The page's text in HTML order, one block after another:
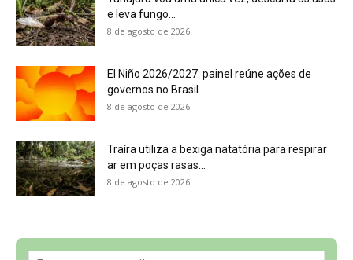
e leva fungo...
8 de agosto de 2026
El Niño 2026/2027: painel reúne ações de
governos no Brasil
8 de agosto de 2026
Traíra utiliza a bexiga natatória para respirar
ar em poças rasas...
8 de agosto de 2026